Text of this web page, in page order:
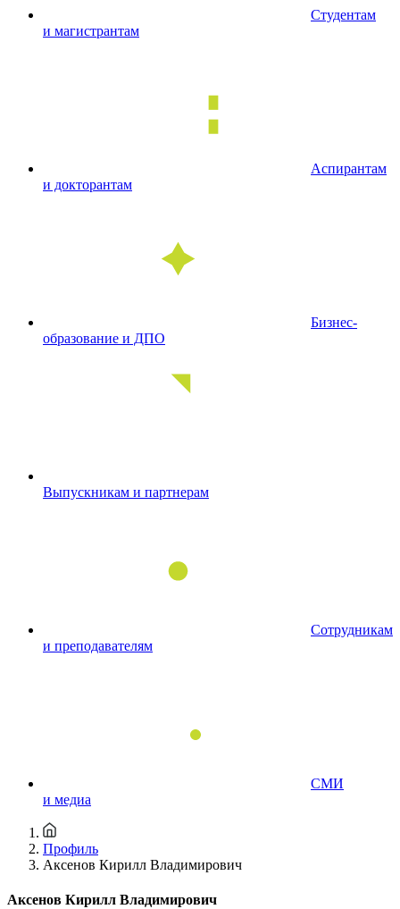
Студентам
и магистрантам
Аспирантам
и докторантам
Бизнес-
образование и ДПО
Выпускникам и партнерам
Сотрудникам
и преподавателям
СМИ
и медиа
Профиль
Аксенов Кирилл Владимирович
Аксенов Кирилл Владимирович